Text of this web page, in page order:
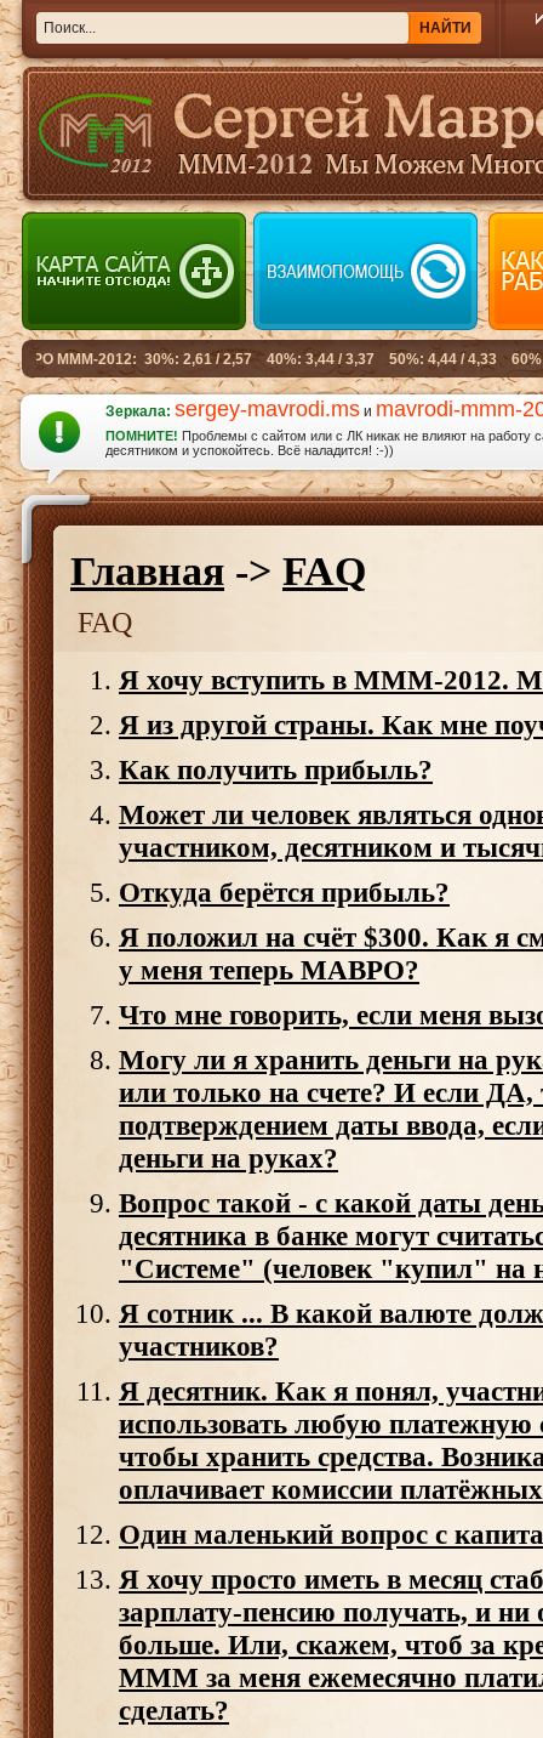
Зеркала: sergey-mavrodi.ms и mavrodi-mmm-
ПОМНИТЕ! Проблемы с сайтом или с ЛК никак не влияют на работу
десятником и успокойтесь. Всё наладится! :-))
Главная -> FAQ
FAQ
Я хочу вступить в МММ-2012.
Я из другой страны. Как мне
Как получить прибыль?
Может ли человек являться
участником, десятником и
Откуда берётся прибыль?
Я положил на счёт $300. Как я
у меня теперь МАВРО?
Что мне говорить, если меня
Могу ли я хранить деньги на
или только на счете? И если ДА,
подтверждением даты ввода,
деньги на руках?
Вопрос такой - с какой даты
десятника в банке могут
"Системе" (человек "купил"
Я сотник ... В какой валюте
участников?
Я десятник. Как я понял,
использовать любую платежную
чтобы хранить средства.
оплачивает комиссии
Один маленький вопрос с
Я хочу просто иметь в месяц
зарплату-пенсию получать, и ни
больше. Или, скажем, чтоб за
МММ за меня ежемесячно
сделать?